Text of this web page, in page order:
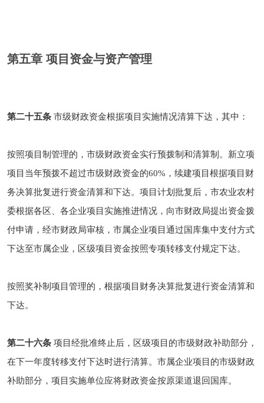
第五章 项目资金与资产管理
第二十五条市级财政资金根据项目实施情况清算下达，其中：
按照项目制管理的，市级财政资金实行预拨制和清算制。新立项
项目当年预拨不超过市级财政资金的60%，续建项目根据项目财
务决算批复进行资金清算和下达。项目计划批复后，市农业农村
委根据各区、各企业项目实施推进情况，向市财政局提出资金拨
付申请，经市财政局审核，市属企业项目通过国库集中支付方式
下达至市属企业，区级项目资金按照专项转移支付规定下达。
按照奖补制项目管理的，根据项目财务决算批复进行资金清算和
下达。
第二十六条项目经批准终止后，区级项目的市级财政补助部分，
在下一年度转移支付下达时进行清算。市属企业项目的市级财政
补助部分，项目实施单位应将财政资金按原渠道退回国库。